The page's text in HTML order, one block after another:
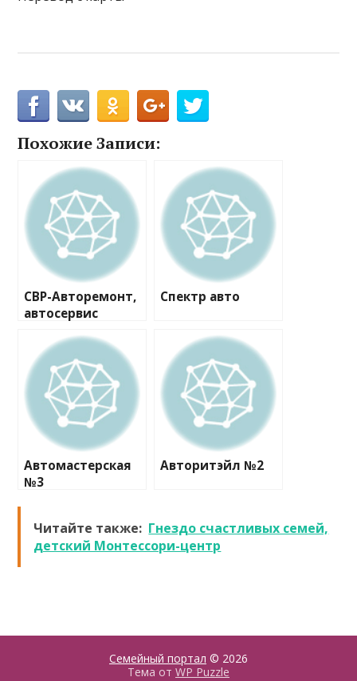
Похожие Записи:
СВР-Авторемонт,
автосервис
Спектр авто
Автомастерская
№3
Авторитэйл №2
Читайте также: Гнездо счастливых семей,
детский Монтессори-центр
Семейный портал © 2026
Тема от WP Puzzle